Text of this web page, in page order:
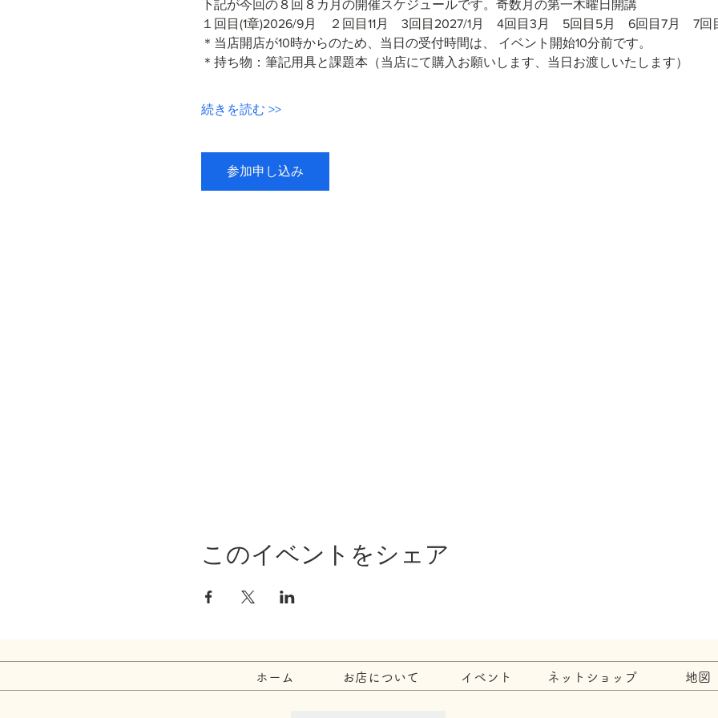
下記が今回の８回８カ月の開催スケジュールです。奇数月の第一木曜日開講
１回目(1章)2026/9月　２回目11月　3回目2027/1月　4回目3月　5回目5月　6回目7月　7回
＊当店開店が10時からのため、当日の受付時間は、 イベント開始10分前です。
＊持ち物：筆記用具と課題本（当店にて購入お願いします、当日お渡しいたします）
続きを読む >>
参加申し込み
このイベントをシェア
ホーム お店について イベント ネットショップ 地図